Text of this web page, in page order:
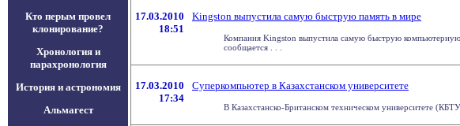
Кто перым провел
клонирование?
Хронология и
парахронология
История и астрономия
Альмагест
17.03.2010
18:51
Kingston выпустила самую быструю память в мире
Компания Kingston выпустила самую быструю
сообщается . . .
17.03.2010
17:34
Суперкомпьютер в Казахстанском университете
В Казахстанско-Британском техническом университете